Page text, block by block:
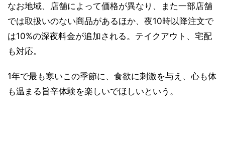
なお地域、店舗によって価格が異なり、また一部店舗
では取扱いのない商品があるほか、夜10時以降注文で
は10%の深夜料金が追加される。テイクアウト、宅配
も対応。
1年で最も寒いこの季節に、食欲に刺激を与え、心も体
も温まる旨辛体験を楽しいでほしいという。